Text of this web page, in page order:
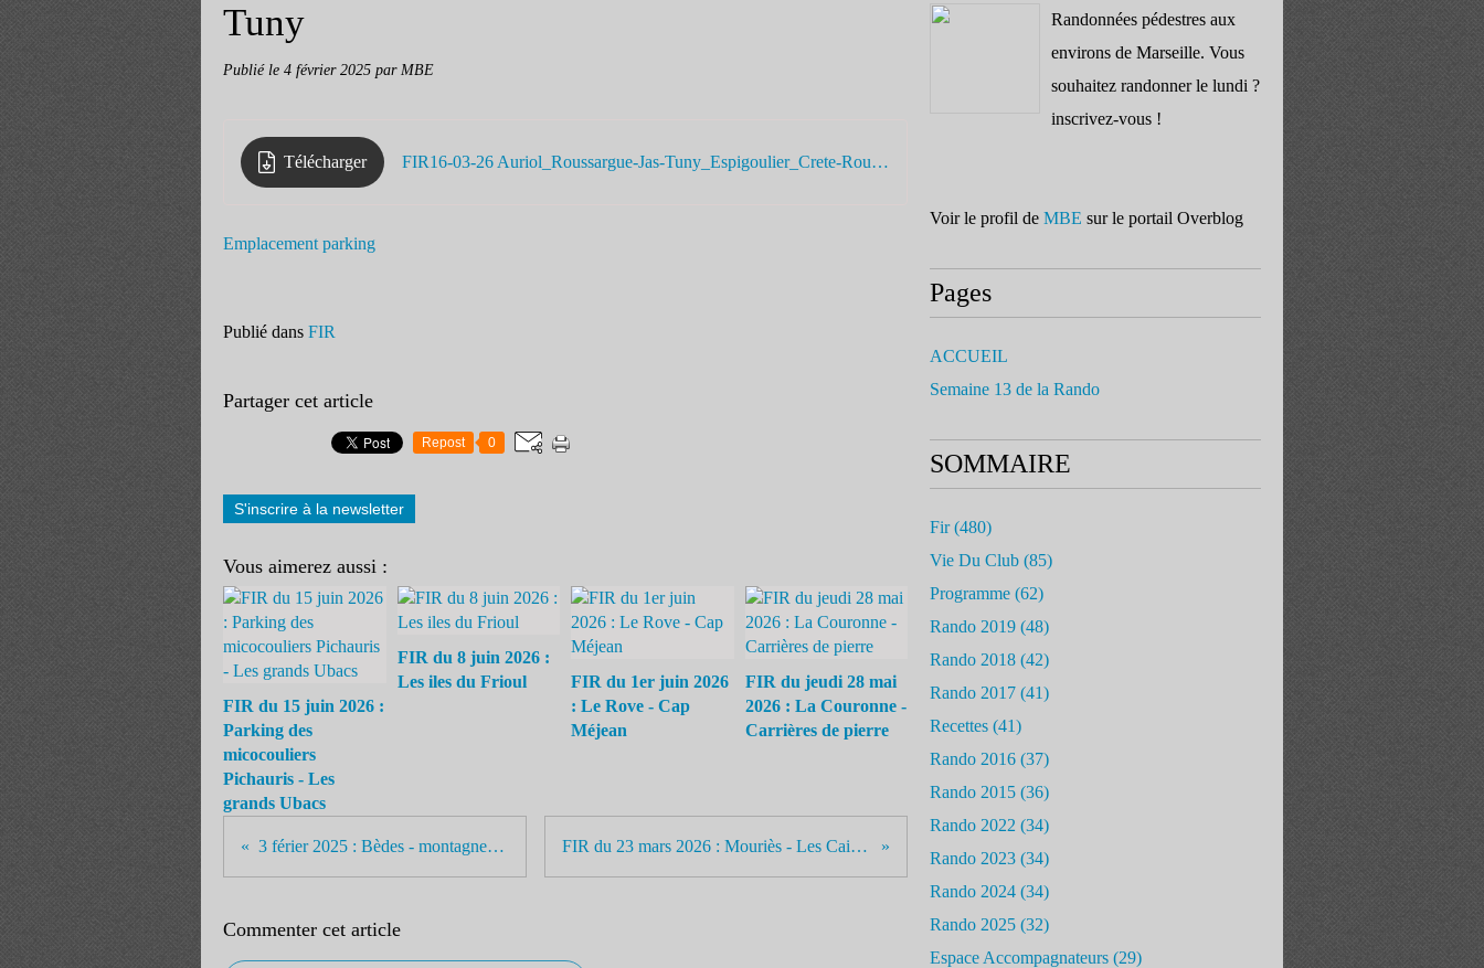
Tuny
Publié le 4 février 2025 par MBE
Télécharger FIR16-03-26 Auriol_Roussargue-Jas-Tuny_Espigoulier_Crete-Roussargue_JPF_FIR_&_Trace-(20260316)
Emplacement parking
Publié dans FIR
Partager cet article
Repost 0
S'inscrire à la newsletter
Vous aimerez aussi :
FIR du 15 juin 2026 :
Parking des
micocouliers
Pichauris - Les
grands Ubacs
FIR du 8 juin 2026 :
Les iles du Frioul
FIR du 1er juin 2026
: Le Rove - Cap
Méjean
FIR du jeudi 28 mai
2026 : La Couronne -
Carrières de pierre
3 férier 2025 : Bèdes - montagne de Vautubière FIR du 23 mars 2026 : Mouriès - Les Caisses de Jean Jean
Commenter cet article
Randonnées pédestres aux
environs de Marseille. Vous
souhaitez randonner le lundi ?
inscrivez-vous !
Voir le profil de MBE sur le portail Overblog
Pages
ACCUEIL
Semaine 13 de la Rando
SOMMAIRE
Fir(480)
Vie Du Club (85)
Programme (62)
Rando 2019 (48)
Rando 2018 (42)
Rando 2017 (41)
Recettes (41)
Rando 2016 (37)
Rando 2015 (36)
Rando 2022 (34)
Rando 2023 (34)
Rando 2024 (34)
Rando 2025 (32)
Espace Accompagnateurs (29)